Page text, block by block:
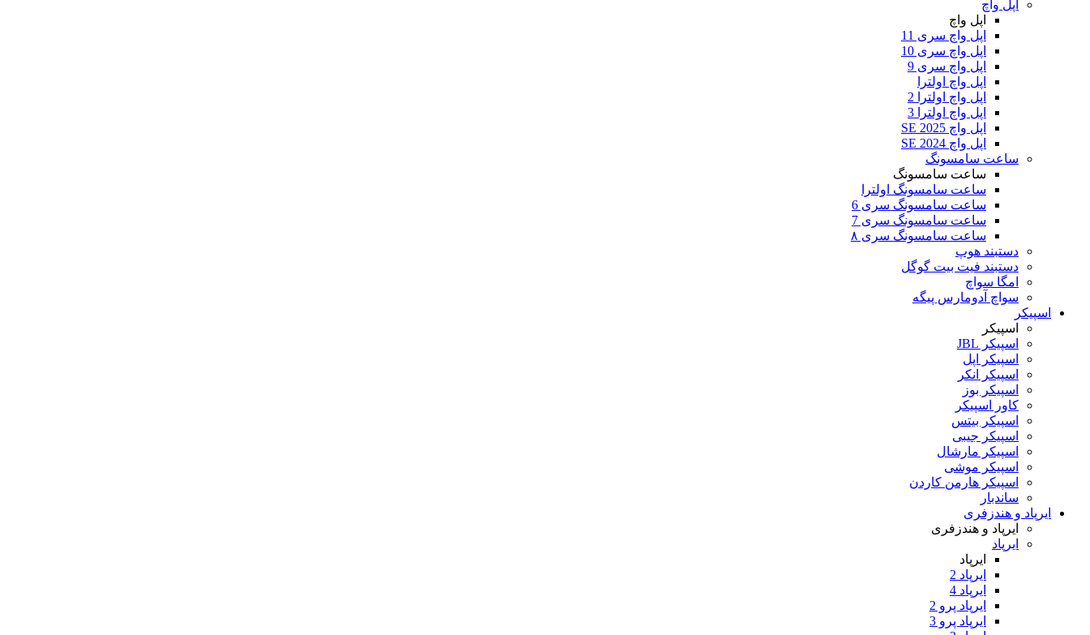
اپل واچ
اپل واچ
اپل واچ سری 11
اپل واچ سری 10
اپل واچ سری 9
اپل واچ اولترا
اپل واچ اولترا 2
اپل واچ اولترا 3
اپل واچ SE 2025
اپل واچ SE 2024
ساعت سامسونگ
ساعت سامسونگ
ساعت سامسونگ اولترا
ساعت سامسونگ سری 6
ساعت سامسونگ سری 7
ساعت سامسونگ سری ۸
دستبند هوپ
دستبند فیت بیت گوگل
امگا سواچ
سواچ آدومارس پیگه
اسپیکر
اسپیکر
اسپیکر JBL
اسپیکر اپل
اسپیکر انکر
اسپیکر بوز
کاور اسپیکر
اسپیکر بیتس
اسپیکر جیبی
اسپیکر مارشال
اسپیکر موشی
اسپیکر هارمن کاردن
ساندبار
ایرپاد و هندزفری
ایرپاد و هندزفری
ایرپاد
ایرپاد
ایرپاد 2
ایرپاد 4
ایرپاد پرو 2
ایرپاد پرو 3